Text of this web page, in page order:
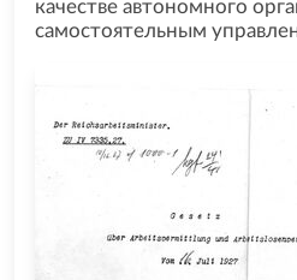
качестве автономного
самостоятельным